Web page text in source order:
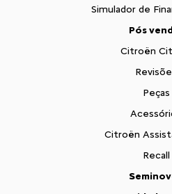
Simulador de
Pós
Citroën
Peças
Citroën
Recall